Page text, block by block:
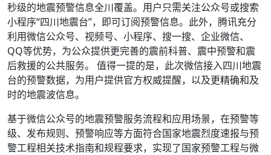
秒级的地震预警信息全川覆盖。用户只需关注公众号或搜索
小程序“四川地震台”，即可订阅预警信息。此外，腾讯充分
利用微信公众号、视频号、小程序、搜一搜、企业微信、
QQ等优势，为公众提供更完善的震前科普、震中预警和震
后救援的公共服务。 值得一提的是，此次微信接入四川地震
台的预警数据，为用户提供官方权威提醒，以及更精确和及
时的地震波信息。
基于微信公众号的地震预警服务流程和应用场景，在预警等
级、发布规则、预警响应等方面符合国家地震烈度速报与预
警工程相关技术指南和规程要求，实现了国家预警工程与微